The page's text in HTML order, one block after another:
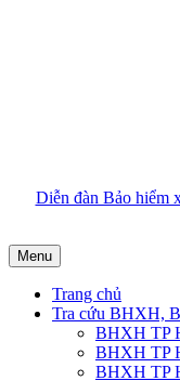
Diễn đàn Bảo hiểm
Menu
Trang chủ
Tra cứu BHXH,
BHXH TP
BHXH TP
BHXH TP